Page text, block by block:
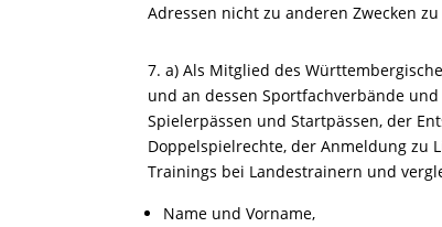
Adressen nicht zu anderen Zwecken
7. a) Als Mitglied des
und an dessen Sportfachverbände
Spielerpässen und Startpässen, der
Doppelspielrechte, der Anmeldung zu
Trainings bei Landestrainern und
Name und Vorname,